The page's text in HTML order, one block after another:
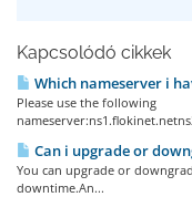
Kapcsolódó cikkek
Which nameserver i
Please use the following
Can i upgrade or
You can upgrade or
downtime.An...